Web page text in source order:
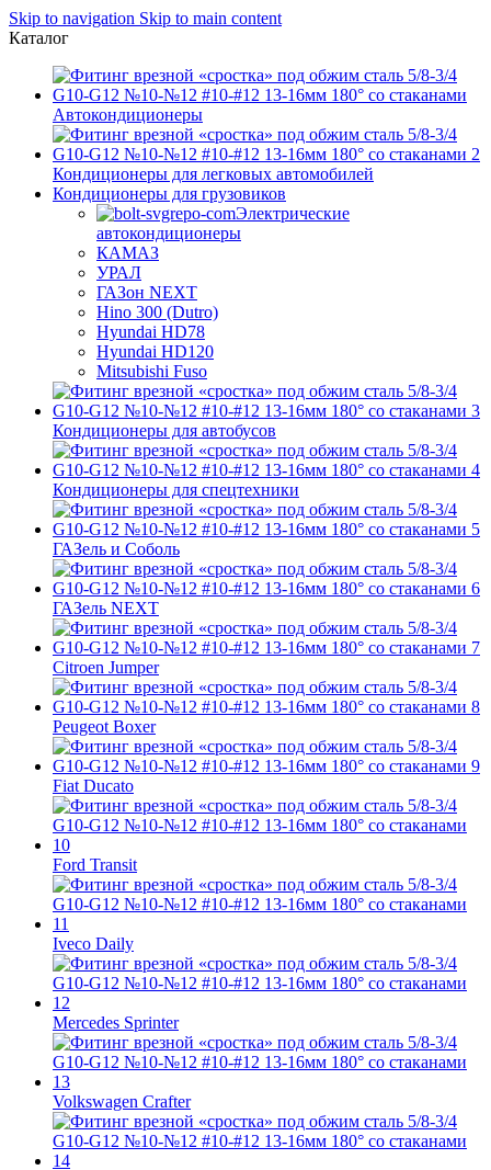
Skip to navigation Skip to main content
Каталог
Автокондиционеры
Кондиционеры для легковых автомобилей
Кондиционеры для грузовиков
Электрические
автокондиционеры
КАМАЗ
УРАЛ
ГАЗон NEXT
Hino 300 (Dutro)
Hyundai HD78
Hyundai HD120
Mitsubishi Fuso
Кондиционеры для автобусов
Кондиционеры для спецтехники
ГАЗель и Соболь
ГАЗель NEXT
Citroen Jumper
Peugeot Boxer
Fiat Ducato
Ford Transit
Iveco Daily
Mercedes Sprinter
Volkswagen Crafter